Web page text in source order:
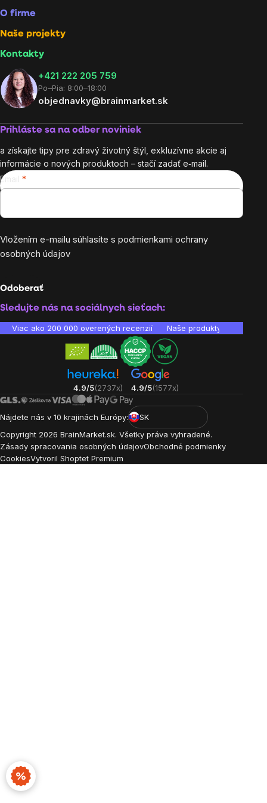
O firme
Naše projekty
Kontakty
+421 222 205 759
Po–Pia: 8:00–18:00
objednavky@brainmarket.sk
Prihláste sa na odber noviniek
a získajte tipy pre zdravý životný štýl, exkluzívne akcie aj
informácie o nových produktoch – stačí zadať e‑mail.
Email
Vložením e-mailu súhlasíte s podmienkami ochrany
osobných údajov
Odoberať
Sledujte nás na sociálnych sieťach:
Viac ako 200 000 overených recenzií Naše produkty sú
4.9/5(2737x) 4.9/5(1577x)
Nájdete nás v 10 krajinách Európy:
SK
Copyright 2026 BrainMarket.sk. Všetky práva vyhradené.
Zásady spracovania osobných údajovObchodné podmienky
CookiesVytvoril Shoptet Premium